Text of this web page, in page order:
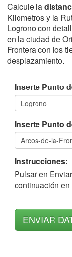
Calcule la
Kilometros y la
Logrono con
en la ciudad de
Frontera con los
desplazamiento.
Inserte Punto
Inserte Punto
Instrucciones:
Pulsar en
continuación